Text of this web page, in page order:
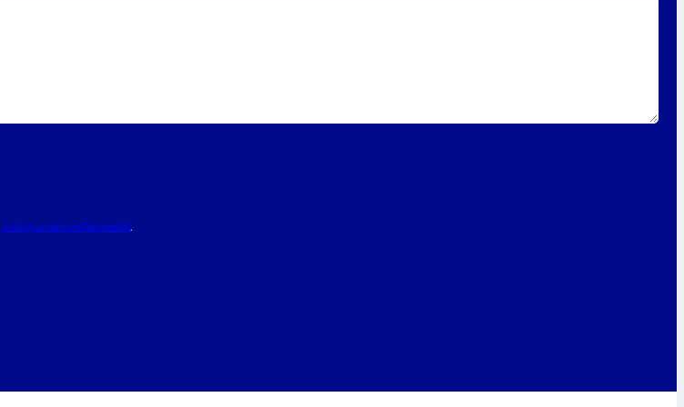
politique de confidentialité.